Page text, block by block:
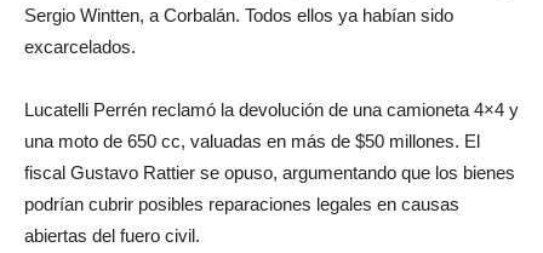
Sergio Wintten, a Corbalán. Todos ellos ya habían sido
excarcelados.
Lucatelli Perrén reclamó la devolución de una camioneta 4×4 y
una moto de 650 cc, valuadas en más de $50 millones. El
fiscal Gustavo Rattier se opuso, argumentando que los bienes
podrían cubrir posibles reparaciones legales en causas
abiertas del fuero civil.